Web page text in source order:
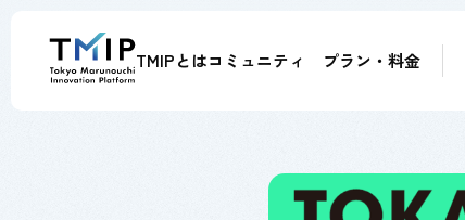
TMIPとはコミュニティ プラン・料金